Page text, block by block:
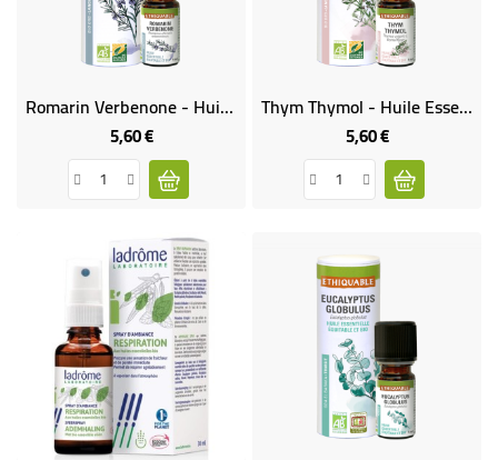
Romarin Verbenone - Huile Essentielle Bio & Équitable
5,60 €Prix
Thym Thymol - Huile Essentielle Bio & Équitable
5,60 €Prix